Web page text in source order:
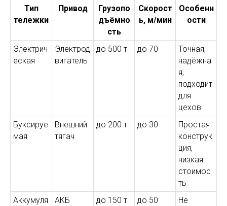
Тип
тележки
Привод
Грузопо
дъёмно
сть
Скорост
ь, м/мин
Особенн
ости
Электрич
еская
Электрод
вигатель
до 500 т до 70
Точная,
надёжна
я,
подходит
для
цехов
Буксируе
мая
Внешний
тягач
до 200 т до 30
Простая
конструк
ция,
низкая
стоимос
ть
Аккумуля
АКБ до 150 т до 50
Не